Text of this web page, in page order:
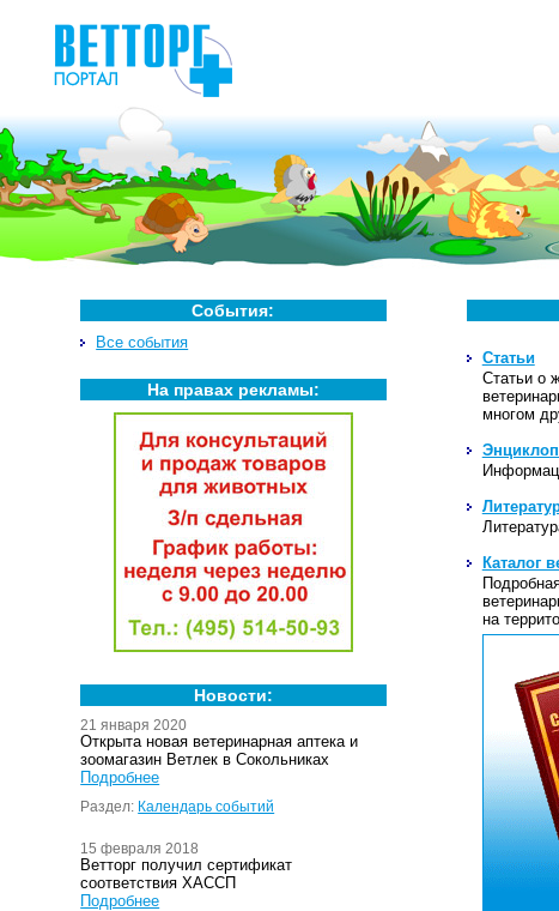
События:
Все события
На правах рекламы:
Новости:
21 января 2020
Открыта новая ветеринарная аптека и
зоомагазин Ветлек в Сокольниках
Подробнее
Раздел: Календарь событий
15 февраля 2018
Ветторг получил сертификат
соответствия ХАССП
Подробнее
Статьи
Статьи о
многом
Каталог
на